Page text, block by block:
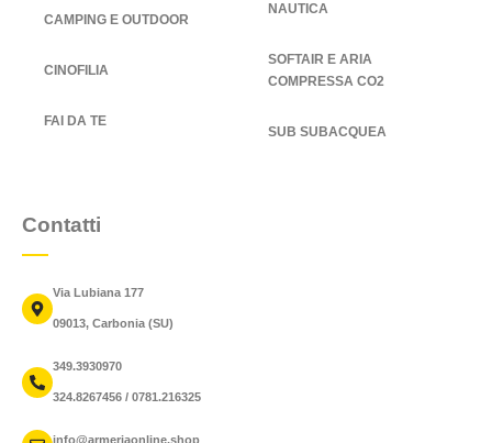
CAMPING E OUTDOOR
CINOFILIA
FAI DA TE
NAUTICA
SOFTAIR E ARIA
COMPRESSA CO2
SUB SUBACQUEA
Contatti
Via Lubiana 177
09013, Carbonia (SU)
349.3930970
324.8267456 / 0781.216325
info@armeriaonline.shop